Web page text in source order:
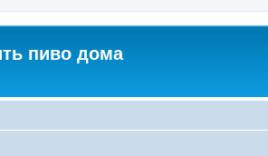
пиво дома